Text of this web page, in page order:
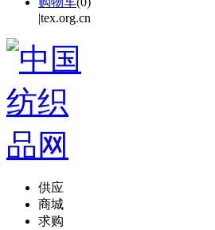
|tex.org.cn
供应
商城
求购